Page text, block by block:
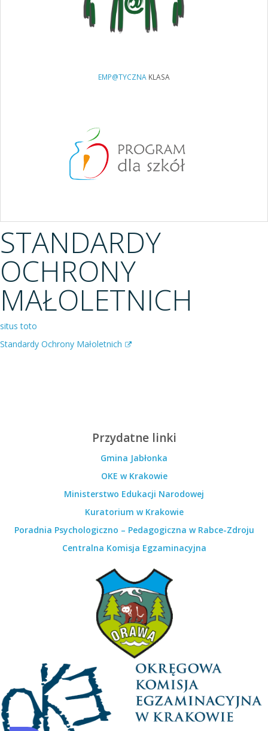
EMP@TYCZNA KLASA
STANDARDY
OCHRONY
MAŁOLETNICH
situs toto
Standardy Ochrony Małoletnich
Przydatne linki
Gmina Jabłonka
OKE w Krakowie
Ministerstwo Edukacji Narodowej
Kuratorium w Krakowie
Poradnia Psychologiczno – Pedagogiczna w Rabce-Zdroju
Centralna Komisja Egzaminacyjna